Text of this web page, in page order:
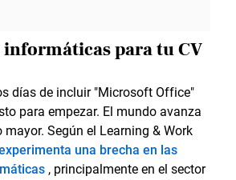
para tu CV
días de incluir "Microsoft Office"
para empezar. El mundo avanza
Según el Learning & Work
una brecha en las
, principalmente en el sector